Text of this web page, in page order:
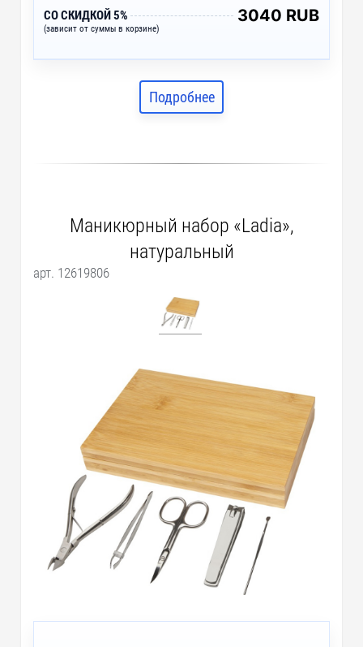
СО СКИДКОЙ 5%
(зависит от суммы в корзине)
3040 RUB
Подробнее
Маникюрный набор «Ladia»,
натуральный
арт. 12619806